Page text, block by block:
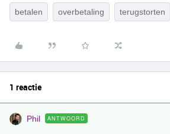
betalen overbetaling terugstorten
1 reactie
Phil ANTWOORD